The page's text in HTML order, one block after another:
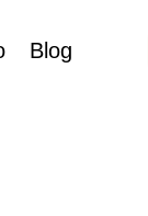
Blog